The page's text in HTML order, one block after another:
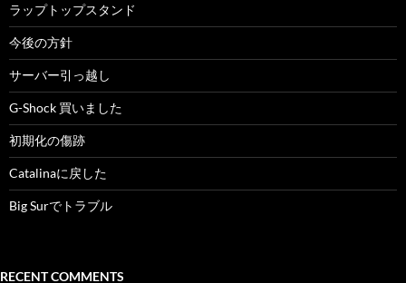
ラップトップスタンド
今後の方針
サーバー引っ越し
G-Shock 買いました
初期化の傷跡
Catalinaに戻した
Big Surでトラブル
RECENT COMMENTS